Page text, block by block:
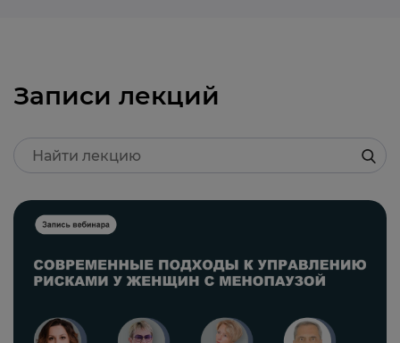
Записи лекций